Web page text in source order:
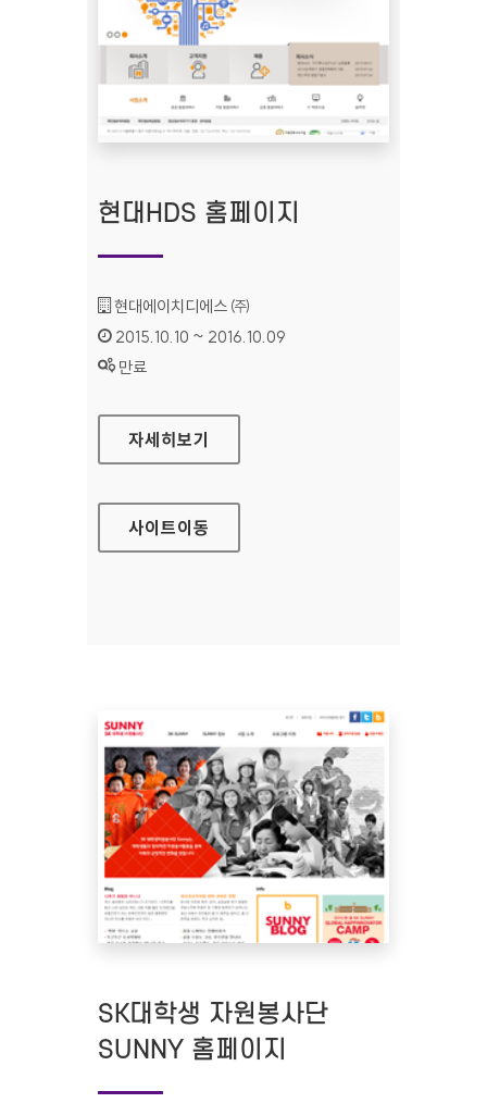
현대HDS 홈페이지
기관명 :
현대에이치디에스 ㈜
인증기간 :
2015.10.10 ~ 2016.10.09
상태 :
만료
현대HDS 홈페이지
자세히보기
사이트이동
SK대학생 자원봉사단
SUNNY 홈페이지